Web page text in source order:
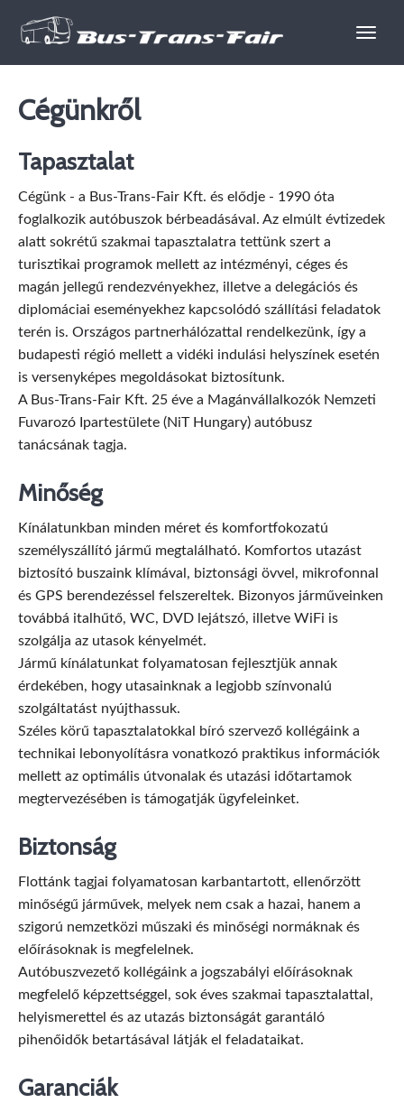
Autóbusz
rendelés
Cégünkről
Tapasztalat
Cégünk - a Bus-Trans-Fair Kft. és elődje - 1990 óta
foglalkozik autóbuszok bérbeadásával. Az elmúlt évtizedek
alatt sokrétű szakmai tapasztalatra tettünk szert a
turisztikai programok mellett az intézményi, céges és
magán jellegű rendezvényekhez, illetve a delegációs és
diplomáciai eseményekhez kapcsolódó szállítási feladatok
terén is. Országos partnerhálózattal rendelkezünk, így a
budapesti régió mellett a vidéki indulási helyszínek esetén
is versenyképes megoldásokat biztosítunk.
A Bus-Trans-Fair Kft. 25 éve a Magánvállalkozók Nemzeti
Fuvarozó Ipartestülete (NiT Hungary) autóbusz
tanácsának tagja.
Minőség
Kínálatunkban minden méret és komfortfokozatú
személyszállító jármű megtalálható. Komfortos utazást
biztosító buszaink klímával, biztonsági övvel, mikrofonnal
és GPS berendezéssel felszereltek. Bizonyos járműveinken
továbbá italhűtő, WC, DVD lejátszó, illetve WiFi is
szolgálja az utasok kényelmét.
Jármű kínálatunkat folyamatosan fejlesztjük annak
érdekében, hogy utasainknak a legjobb színvonalú
szolgáltatást nyújthassuk.
Széles körű tapasztalatokkal bíró szervező kollégáink a
technikai lebonyolításra vonatkozó praktikus információk
mellett az optimális útvonalak és utazási időtartamok
megtervezésében is támogatják ügyfeleinket.
Biztonság
Flottánk tagjai folyamatosan karbantartott, ellenőrzött
minőségű járművek, melyek nem csak a hazai, hanem a
szigorú nemzetközi műszaki és minőségi normáknak és
előírásoknak is megfelelnek.
Autóbuszvezető kollégáink a jogszabályi előírásoknak
megfelelő képzettséggel, sok éves szakmai tapasztalattal,
helyismerettel és az utazás biztonságát garantáló
pihenőidők betartásával látják el feladataikat.
Garanciák